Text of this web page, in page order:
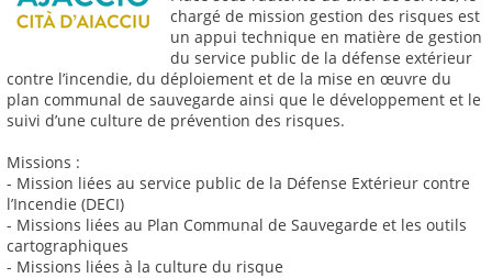
chargé de mission gestion des risques est
un appui technique en matière de gestion
du service public de la défense extérieur
contre l’incendie, du déploiement et de la mise en œuvre du
plan communal de sauvegarde ainsi que le développement et le
suivi d’une culture de prévention des risques.
Missions :
- Mission liées au service public de la Défense Extérieur contre
l’Incendie (DECI)
- Missions liées au Plan Communal de Sauvegarde et les outils
cartographiques
- Missions liées à la culture du risque